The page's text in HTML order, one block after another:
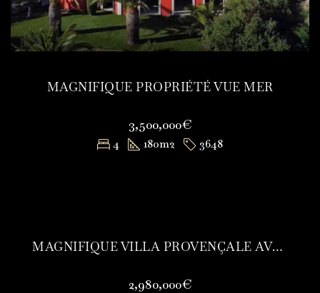
MAGNIFIQUE PROPRIÉTÉ VUE MER
3,500,000€
4 180m2 3648
MAGNIFIQUE VILLA PROVENÇALE AVEC VUE MER
2,980,000€